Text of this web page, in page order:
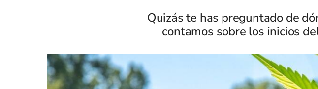
Quizás te has preguntado de
contamos sobre los inicios